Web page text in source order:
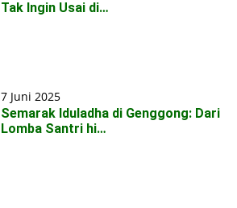
Tak Ingin Usai di…
7 Juni 2025
Semarak Iduladha di Genggong: Dari
Lomba Santri hi…